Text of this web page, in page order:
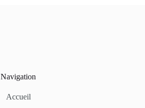
Navigation
Accueil